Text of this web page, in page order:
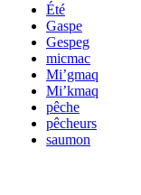
Été
Gaspe
Gespeg
micmac
Mi’gmaq
Mi’kmaq
pêche
pêcheurs
saumon